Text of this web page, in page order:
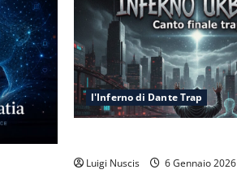
l'Inferno di Dante Trap
Luigi Nuscis 6 Gennaio 2026